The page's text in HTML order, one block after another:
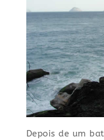
Depois de um